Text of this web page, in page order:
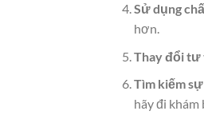
Sử dụng
hơn.
Thay đổi tư
Tìm kiếm
hãy đi khám